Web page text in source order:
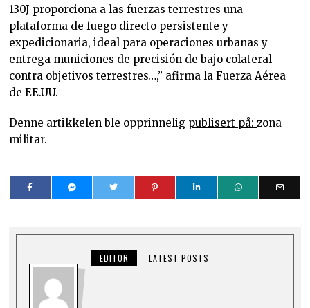
130J proporciona a las fuerzas terrestres una
plataforma de fuego directo persistente y
expedicionaria, ideal para operaciones urbanas y
entrega municiones de precisión de bajo colateral
contra objetivos terrestres…,” afirma la Fuerza Aérea
de EE.UU.
Denne artikkelen ble opprinnelig publisert på: zona-
militar.
EDITOR LATEST POSTS